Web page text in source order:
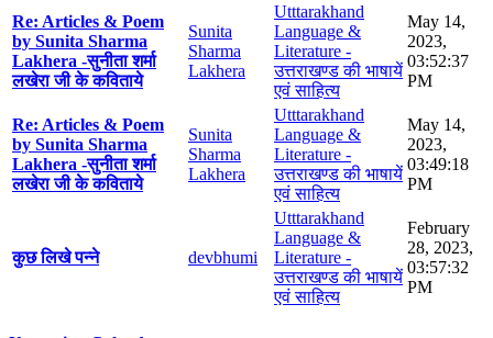
Re: Articles & Poem
by Sunita Sharma
Lakhera -सुनीता शर्मा
लखेरा जी के कविताये
Sunita
Sharma
Lakhera
Utttarakhand
Language &
Literature -
उत्तराखण्ड की भाषायें
एवं साहित्य
May 14,
2023,
03:52:37
PM
Re: Articles & Poem
by Sunita Sharma
Lakhera -सुनीता शर्मा
लखेरा जी के कविताये
Sunita
Sharma
Lakhera
Utttarakhand
Language &
Literature -
उत्तराखण्ड की भाषायें
एवं साहित्य
May 14,
2023,
03:49:18
PM
कुछ लिखे पन्ने devbhumi
Utttarakhand
Language &
Literature -
उत्तराखण्ड की भाषायें
एवं साहित्य
February
28, 2023,
03:57:32
PM